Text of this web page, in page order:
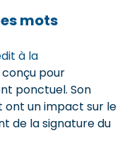
mots
à la
pour
ponctuel. Son
un impact sur le
de la signature du